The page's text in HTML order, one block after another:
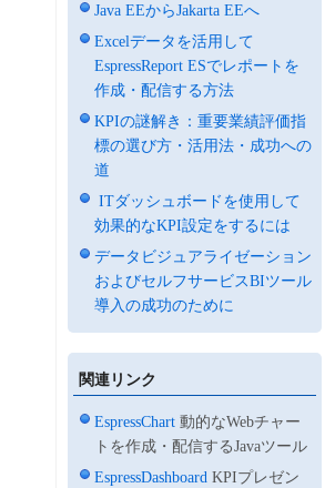
Java EEからJakarta EEへ
Excelデータを活用して
EspressReport ESでレポートを
作成・配信する方法
KPIの謎解き：重要業績評価指
標の選び方・活用法・成功への
道
ITダッシュボードを使用して
効果的なKPI設定をするには
データビジュアライゼーション
およびセルフサービスBIツール
導入の成功のために
関連リンク
EspressChart 動的なWebチャー
トを作成・配信するJavaツール
EspressDashboard KPIプレゼン